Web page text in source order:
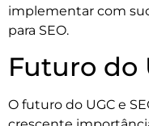
implementar com
para SEO.
Futuro do
O futuro do UGC e